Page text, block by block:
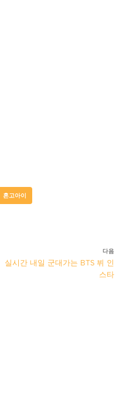
혼고아이
다음
실시간 내일 군대가는 BTS 뷔 인
스타